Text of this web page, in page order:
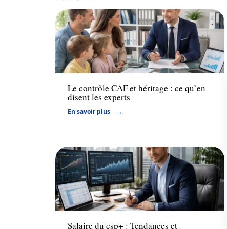
Actu
Le contrôle CAF et héritage : ce qu’en
disent les experts
En savoir plus
Actu
Salaire du csp+ : Tendances et